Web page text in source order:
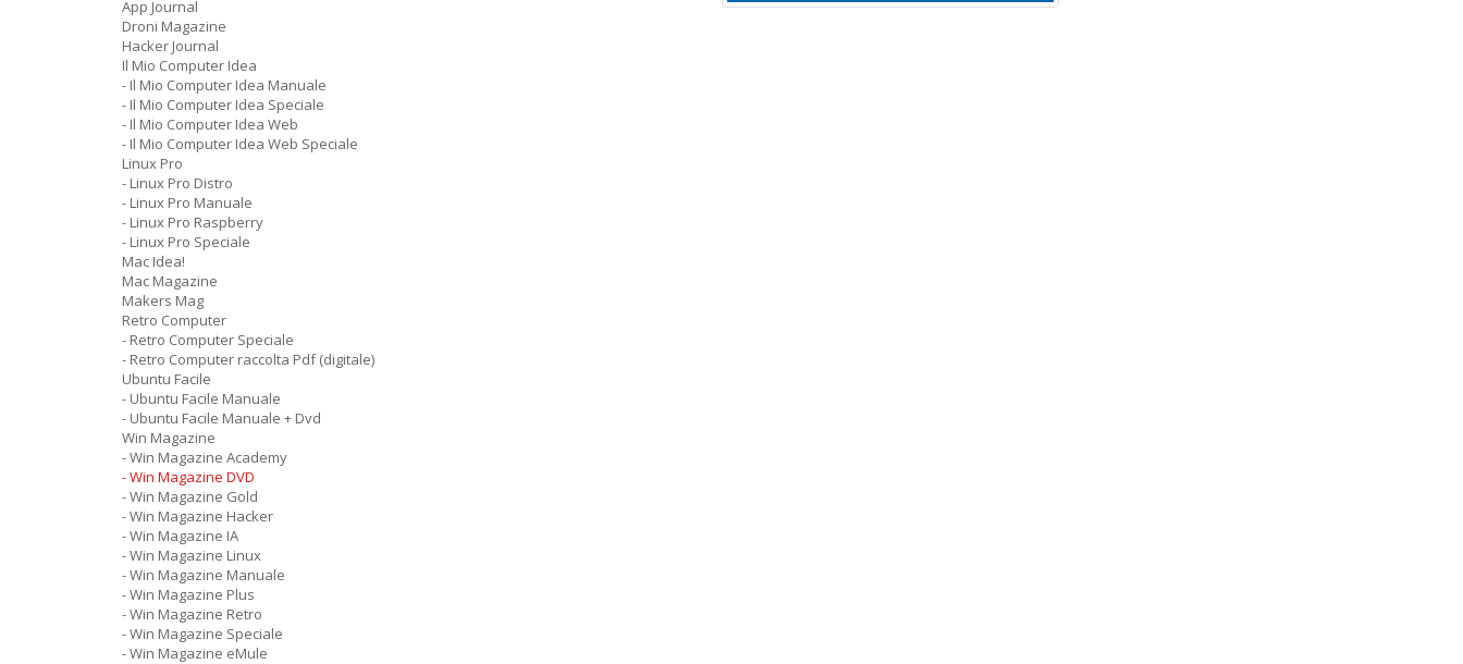
App Journal
Droni Magazine
Hacker Journal
Il Mio Computer Idea
- Il Mio Computer Idea Manuale
- Il Mio Computer Idea Speciale
- Il Mio Computer Idea Web
- Il Mio Computer Idea Web Speciale
Linux Pro
- Linux Pro Distro
- Linux Pro Manuale
- Linux Pro Raspberry
- Linux Pro Speciale
Mac Idea!
Mac Magazine
Makers Mag
Retro Computer
- Retro Computer Speciale
- Retro Computer raccolta Pdf (digitale)
Ubuntu Facile
- Ubuntu Facile Manuale
- Ubuntu Facile Manuale + Dvd
Win Magazine
- Win Magazine Academy
- Win Magazine DVD
- Win Magazine Gold
- Win Magazine Hacker
- Win Magazine IA
- Win Magazine Linux
- Win Magazine Manuale
- Win Magazine Plus
- Win Magazine Retro
- Win Magazine Speciale
- Win Magazine eMule